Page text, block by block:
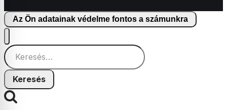
Az Ön adatainak védelme fontos a számunkra
Keresés: